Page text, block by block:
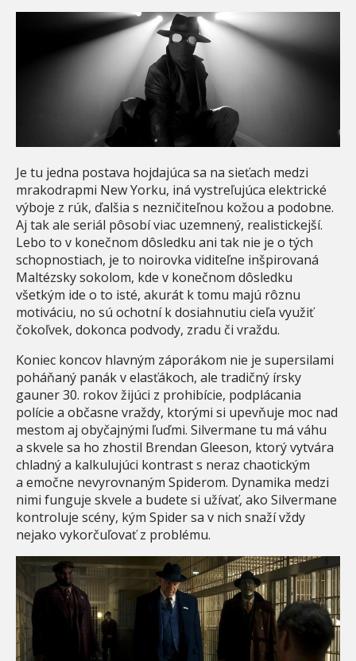
Je tu jedna postava hojdajúca sa na sieťach medzi
mrakodrapmi New Yorku, iná vystreľujúca elektrické
výboje z rúk, ďalšia s nezničiteľnou kožou a podobne.
Aj tak ale seriál pôsobí viac uzemnený, realistickejší.
Lebo to v konečnom dôsledku ani tak nie je o tých
schopnostiach, je to noirovka viditeľne inšpirovaná
Maltézsky sokolom, kde v konečnom dôsledku
všetkým ide o to isté, akurát k tomu majú rôznu
motiváciu, no sú ochotní k dosiahnutiu cieľa využiť
čokoľvek, dokonca podvody, zradu či vraždu.
Koniec koncov hlavným záporákom nie je supersilami
poháňaný panák v elasťákoch, ale tradičný írsky
gauner 30. rokov žijúci z prohibície, podplácania
polície a občasne vraždy, ktorými si upevňuje moc nad
mestom aj obyčajnými ľuďmi. Silvermane tu má váhu
a skvele sa ho zhostil Brendan Gleeson, ktorý vytvára
chladný a kalkulujúci kontrast s neraz chaotickým
a emočne nevyrovnaným Spiderom. Dynamika medzi
nimi funguje skvele a budete si užívať, ako Silvermane
kontroluje scény, kým Spider sa v nich snaží vždy
nejako vykorčuľovať z problému.